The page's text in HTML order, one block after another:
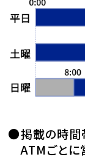
掲載の時間
ATMごとに